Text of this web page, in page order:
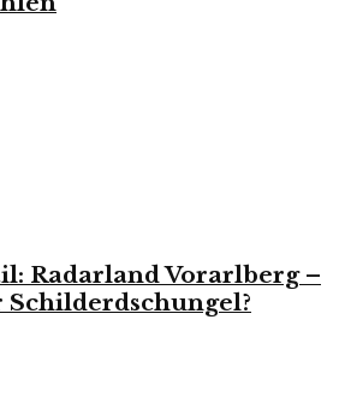
Radarland Vorarlberg –